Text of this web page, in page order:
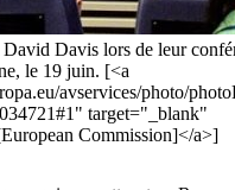
Davis lors de leur
le 19 juin. [<a
avservices/photo/
target="_blank"
Commission]</a>]